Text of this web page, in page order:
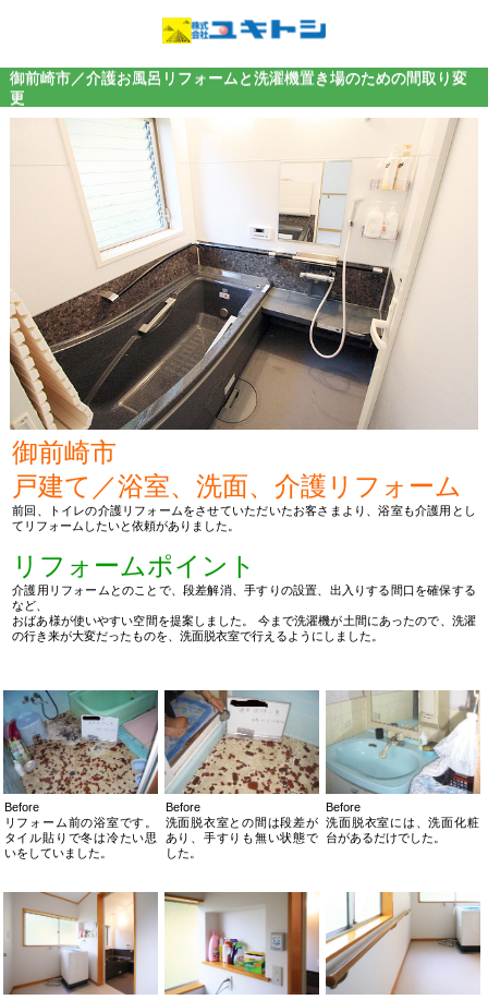
御前崎市／介護お風呂リフォームと洗濯機置き場のための間取り変
更
御前崎市
戸建て／浴室、洗面、介護リフォーム
前回、トイレの介護リフォームをさせていただいたお客さまより、浴室も介護用とし
てリフォームしたいと依頼がありました。
リフォームポイント
介護用リフォームとのことで、段差解消、手すりの設置、出入りする間口を確保する
など、
おばあ様が使いやすい空間を提案しました。 今まで洗濯機が土間にあったので、洗濯
の行き来が大変だったものを、洗面脱衣室で行えるようにしました。
Before
リフォーム前の浴室です。
タイル貼りで冬は冷たい思
いをしていました。
Before
洗面脱衣室との間は段差が
あり、手すりも無い状態で
した。
Before
洗面脱衣室には、洗面化粧
台があるだけでした。